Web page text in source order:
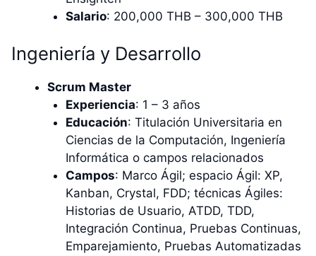
Salario: 200,000 THB – 300,000 THB
Ingeniería y Desarrollo
Scrum Master
Experiencia: 1 – 3 años
Educación: Titulación Universitaria en
Ciencias de la Computación, Ingeniería
Informática o campos relacionados
Campos: Marco Ágil; espacio Ágil: XP,
Kanban, Crystal, FDD; técnicas Ágiles:
Historias de Usuario, ATDD, TDD,
Integración Continua, Pruebas Continuas,
Emparejamiento, Pruebas Automatizadas